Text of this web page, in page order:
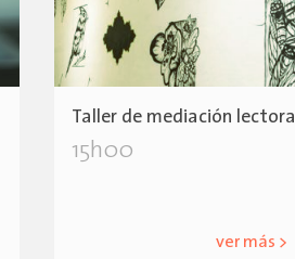
Taller de mediación lectora
15h00
ver más >